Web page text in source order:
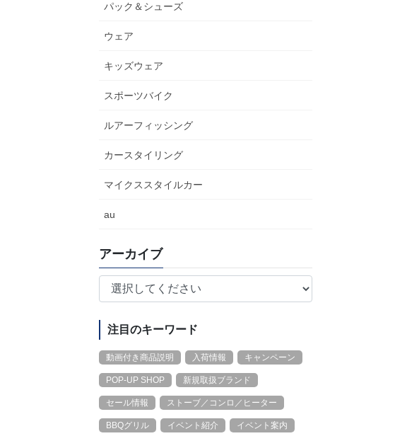
パック＆シューズ
ウェア
キッズウェア
スポーツバイク
ルアーフィッシング
カースタイリング
マイクススタイルカー
au
アーカイブ
注目のキーワード
動画付き商品説明 入荷情報 キャンペーン
POP-UP SHOP 新規取扱ブランド
セール情報 ストーブ／コンロ／ヒーター
BBQグリル イベント紹介 イベント案内